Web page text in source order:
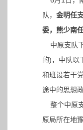
队， 金明任
委，熊少南
中原支队
的)，中队以
和班设若干
途中的思想
整个中原
原局所在地